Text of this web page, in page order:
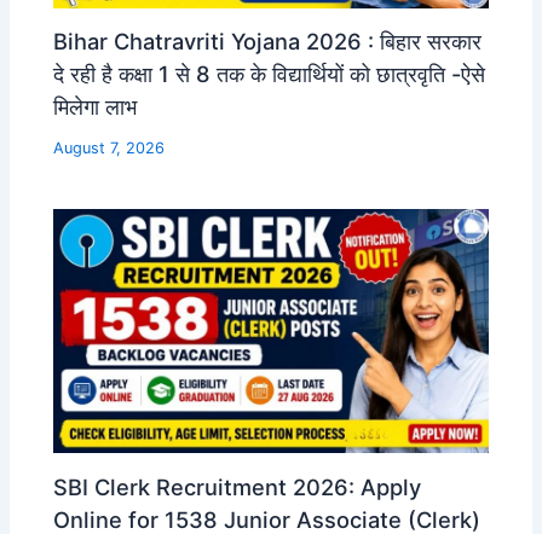
Bihar Chatravriti Yojana 2026 : बिहार सरकार
दे रही है कक्षा 1 से 8 तक के विद्यार्थियों को छात्रवृति -ऐसे
मिलेगा लाभ
August 7, 2026
SBI Clerk Recruitment 2026: Apply
Online for 1538 Junior Associate (Clerk)